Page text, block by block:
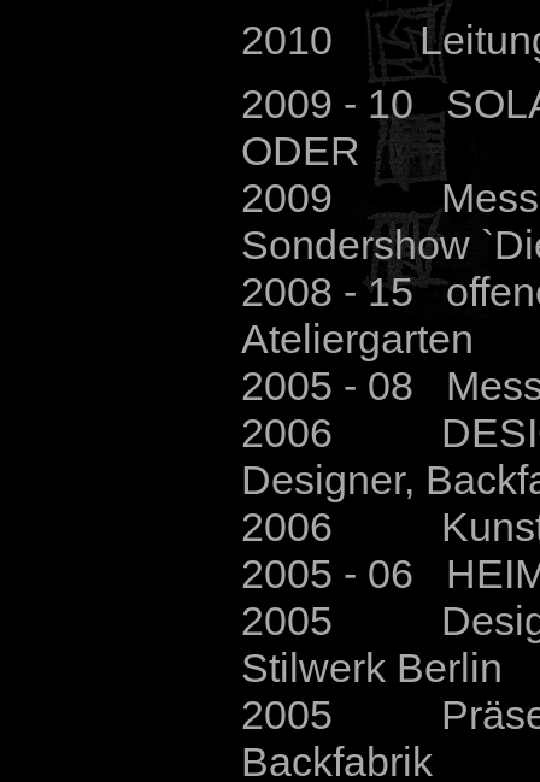
2010 Leitung
2009 - 10
ODER
2009 Messe
Sondershow
2008 - 15
Ateliergarten
2005 - 08
2006
Designer,
2006
2005 - 06
2005 Design
Stilwerk Berlin
2005
Backfabrik